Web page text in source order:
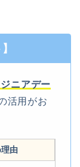
ニアデー
活用がお
由